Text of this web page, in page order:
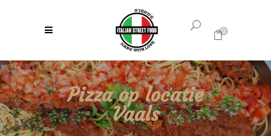
0
Geen producten in uw winkelwagen.
Pizza op locatie
Vaals